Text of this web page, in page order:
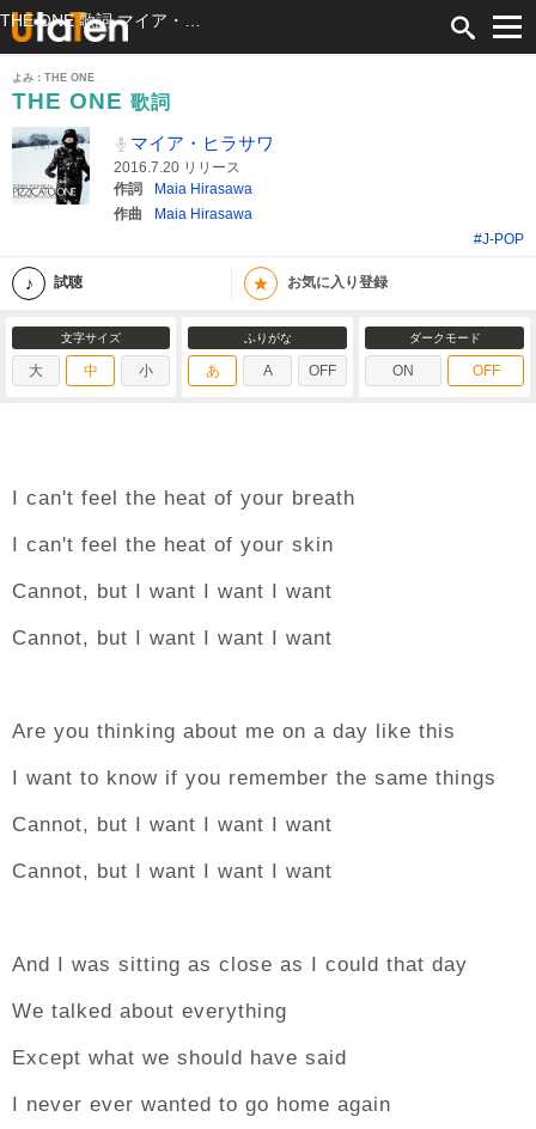
よみ：THE ONE
THE ONE 歌詞
マイア・ヒラサワ
2016.7.20 リリース
作詞
Maia Hirasawa
作曲
Maia Hirasawa
#J-POP
試聴 ★ お気に入り登録
文字サイズ
大 中 小
ふりがな
あ A OFF
ダークモード
ON OFF
I can't feel the heat of your breath
I can't feel the heat of your skin
Cannot, but I want I want I want
Cannot, but I want I want I want
Are you thinking about me on a day like this
I want to know if you remember the same things
Cannot, but I want I want I want
Cannot, but I want I want I want
And I was sitting as close as I could that day
We talked about everything
Except what we should have said
I never ever wanted to go home again